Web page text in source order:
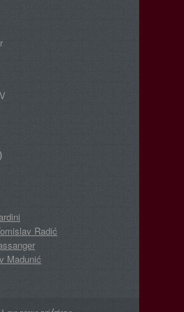
Radić
Madunić